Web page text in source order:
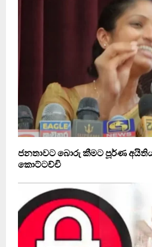
ජනතාවට බොරු කීමට පූර්ණ
කොට්ටච්චි